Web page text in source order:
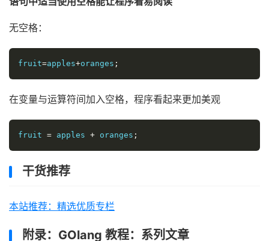
无空格：
fruit=apples+oranges ;
在变量与运算符间加入空格，程序看起来更加美观
fruit = apples + oranges ;
干货推荐
本站推荐：精选优质专栏
附录：GOlang 教程：系列文章